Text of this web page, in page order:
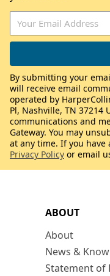
ABOUT
About
News &
Statement of
By submitting your
will receive email
operated by
Pl, Nashville, TN 37214
communications and
Gateway. You may
at any time. If you have
Privacy Policy or email